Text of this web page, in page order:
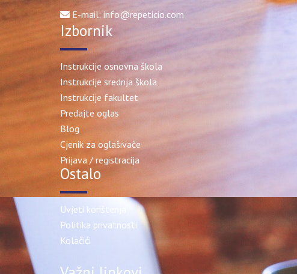
E-mail: info@repeticio.com
Izbornik
Instrukcije osnovna škola
Instrukcije srednja škola
Instrukcije fakultet
Predajte oglas
Blog
Cjenik za oglašivače
Prijava / registracija
Ostalo
Uvjeti korištenja
Politika privatnosti
Kolačići